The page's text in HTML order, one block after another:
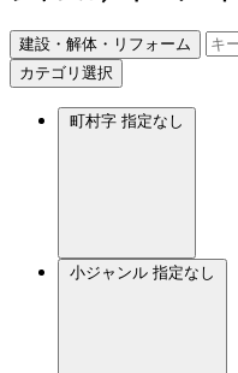
建設・解体・リフォーム
カテゴリ選択
町村字 指定なし
小ジャンル 指定なし